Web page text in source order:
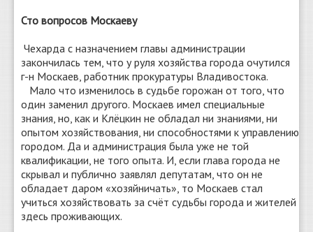
Сто вопросов Москаеву
Чехарда с назначением главы администрации
закончилась тем, что у руля хозяйства города очутился
г-н Москаев, работник прокуратуры Владивостока.
Мало что изменилось в судьбе горожан от того, что
один заменил другого. Москаев имел специальные
знания, но, как и Клёцкин не обладал ни знаниями, ни
опытом хозяйствования, ни способностями к управлению
городом. Да и администрация была уже не той
квалификации, не того опыта. И, если глава города не
скрывал и публично заявлял депутатам, что он не
обладает даром «хозяйничать», то Москаев стал
учиться хозяйствовать за счёт судьбы города и жителей
здесь проживающих.